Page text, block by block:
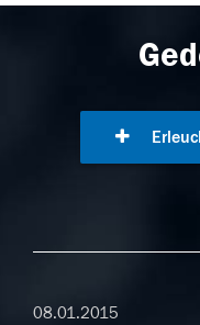
08.01.2015